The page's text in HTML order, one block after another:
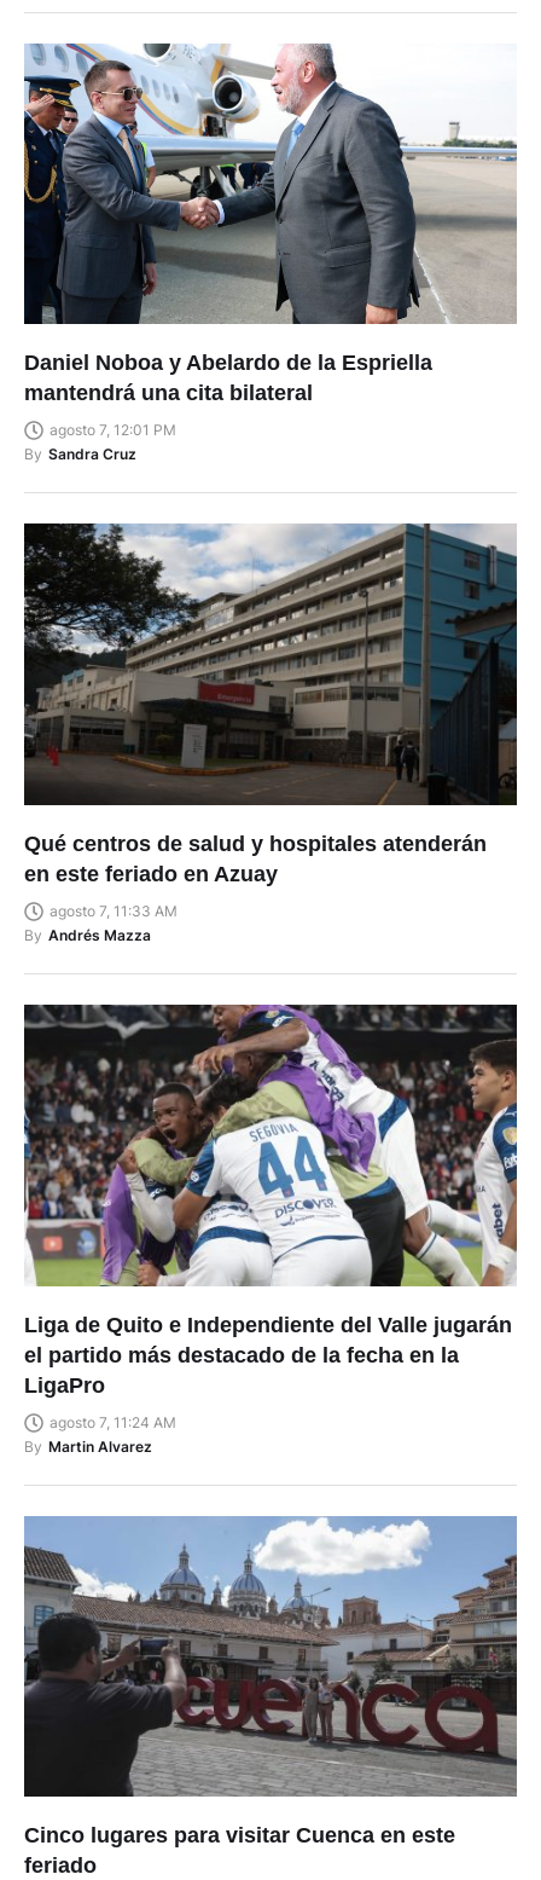
Daniel Noboa y Abelardo de la Espriella
mantendrá una cita bilateral
agosto 7, 12:01 PM
By Sandra Cruz
Qué centros de salud y hospitales atenderán
en este feriado en Azuay
agosto 7, 11:33 AM
By Andrés Mazza
Liga de Quito e Independiente del Valle jugarán
el partido más destacado de la fecha en la
LigaPro
agosto 7, 11:24 AM
By Martin Alvarez
Cinco lugares para visitar Cuenca en este
feriado